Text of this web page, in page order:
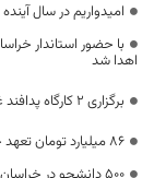
امیدواریم در سال
اهدا شد
برگزاری 2 کارگاه پدافند غیرعامل در خراسان جنوبی
۸۶ میلیارد تومان تعهد خیرین مدرسه‌ساز در خراسان جنوبی تخصیص یافت